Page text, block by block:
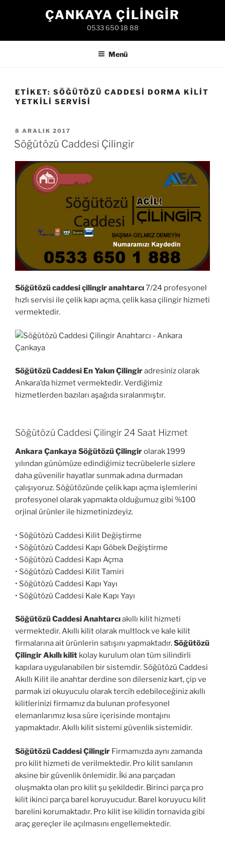
ÇANKAYA ÇILINGIR
0533 650 18 88
Menü
ETIKET: SÖĞÜTÖZÜ CADDESI DORMA KILIT
YETKILI SERVISI
YAYIM
TARIHI
8 ARALIK 2017
Söğütözü Caddesi Çilingir
Söğütözü caddesi çilingir anahtarcı7/24 profesyonel
hızlı servisi ile çelik kapı açma, çelik kasa çilingir hizmeti
vermektedir.
Söğütözü Caddesi En Yakın Çilingiradresiniz olarak
Ankara’da hizmet vermektedir. Verdiğimiz
hizmetlerden bazıları aşağıda sıralanmıştır.
Söğütözü Caddesi Çilingir 24 Saat Hizmet
Ankara Çankaya Söğütözü Çilingirolarak 1999
yılından günümüze edindiğimiz tecrübelerle sizlere
daha güvenilir hayatlar sunmak adına durmadan
çalışıyoruz. Söğütözünde çelik kapı açma işlemlerini
profesyonel olarak yapmakta olduğumuz gibi %100
orjinal ürünler ile hizmetinizdeyiz.
• Söğütözü Caddesi Kilit Değiştirme
• Söğütözü Caddesi Kapı Göbek Değiştirme
• Söğütözü Caddesi Kapı Açma
• Söğütözü Caddesi Kilit Tamiri
• Söğütözü Caddesi Kapı Yayı
• Söğütözü Caddesi Kale Kapı Yayı
Söğütözü Caddesi Anahtarcıakıllı kilit hizmeti
vermektedir. Akıllı kilit olarak multlock ve kale kilit
firmalarına ait ürünlerin satışını yapmaktadır.Söğütözü
Çilingir Akıllı kilit kolay kurulum olan tüm silindirli
kapılara uygulanabilen bir sistemdir. Söğütözü Caddesi
Akıllı Kilit ile anahtar derdine son dilerseniz kart, çip ve
parmak izi okuyuculu olarak tercih edebileceğiniz akıllı
kilitlerinizi firmamız da bulunan profesyonel
elemanlarımız kısa süre içerisinde montajını
yapmaktadır. Akıllı kilit sistemi güvenlik sistemidir.
Söğütözü Caddesi Çilingir Firmamızda aynı zamanda
pro kilit hizmeti de verilmektedir. Pro kilit sanılanın
aksine bir güvenlik önlemidir. İki ana parçadan
oluşmakta olan pro kilit şu şekildedir. Birinci parça pro
kilit ikinci parça barel koruyucudur. Barel koruyucu kilit
barelini korumaktadır. Pro kilit ise kilidin tornavida gibi
araç gereçler ile açılmasını engellemektedir.